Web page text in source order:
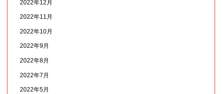
2022年12月
2022年11月
2022年10月
2022年9月
2022年8月
2022年7月
2022年5月